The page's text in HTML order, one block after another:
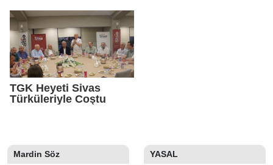
Şehitoğlu’na Yapılan
Saldırıya Sert Tepki
TGK Heyeti Sivas
Türküleriyle Coştu
Mardin Söz YASAL